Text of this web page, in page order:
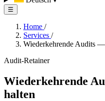
☰
Home /
Services /
Wiederkehrende Audits
Audit-Retainer
Wiederkehrende
halten